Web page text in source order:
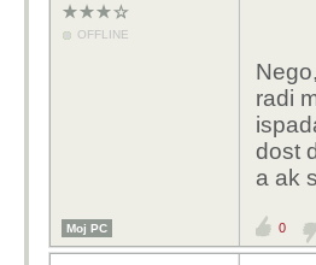
OFFLINE
radi
dost
a ak
Moj PC 0